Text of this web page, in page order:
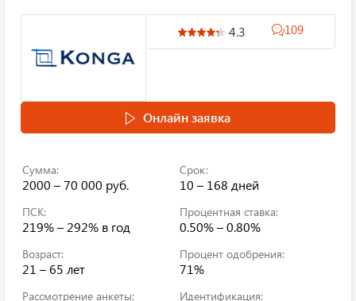
4.3 109
Онлайн заявка
Сумма:
2000 – 70 000 руб.
Срок:
10 – 168 дней
ПСК:
219% – 292% в год
Процентная ставка:
0.50% – 0.80%
Возраст:
21 – 65 лет
Процент одобрения:
71%
Рассмотрение анкеты: Идентификация: